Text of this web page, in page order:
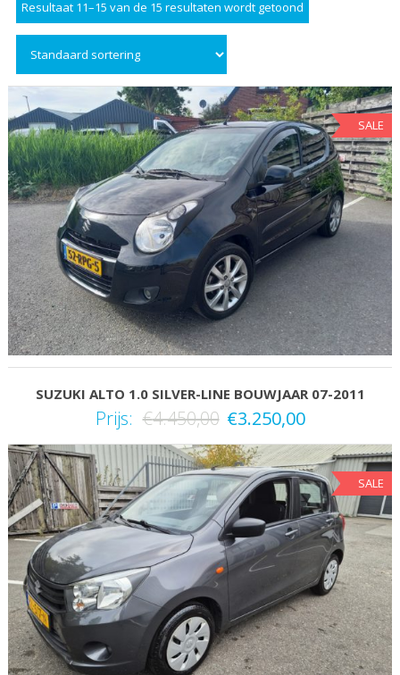
Resultaat 11–15 van de 15 resultaten wordt getoond
SALE
SUZUKI ALTO 1.0 SILVER-LINE BOUWJAAR 07-2011
Prijs: €4.450,00 €3.250,00
SALE